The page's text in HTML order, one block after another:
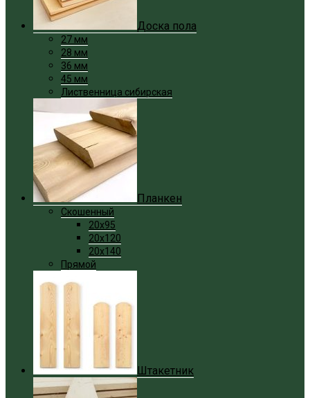
Доска пола
27 мм
28 мм
36 мм
45 мм
Лиственница сибирская
Планкен
Скошенный
20x95
20x120
20x140
Прямой
Штакетник